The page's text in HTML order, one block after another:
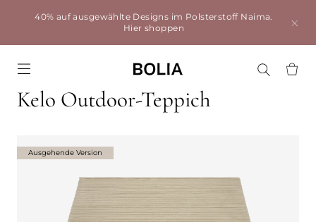
40% auf ausgewählte Designs im Polsterstoff Naima.
Hier shoppen
Kelo Outdoor-Teppich
Ausgehende Version